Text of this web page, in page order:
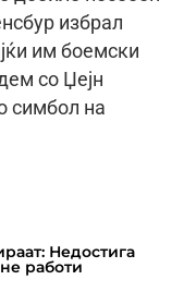
избрал
им боемски
со Џејн
симбол на
Недостига
работи